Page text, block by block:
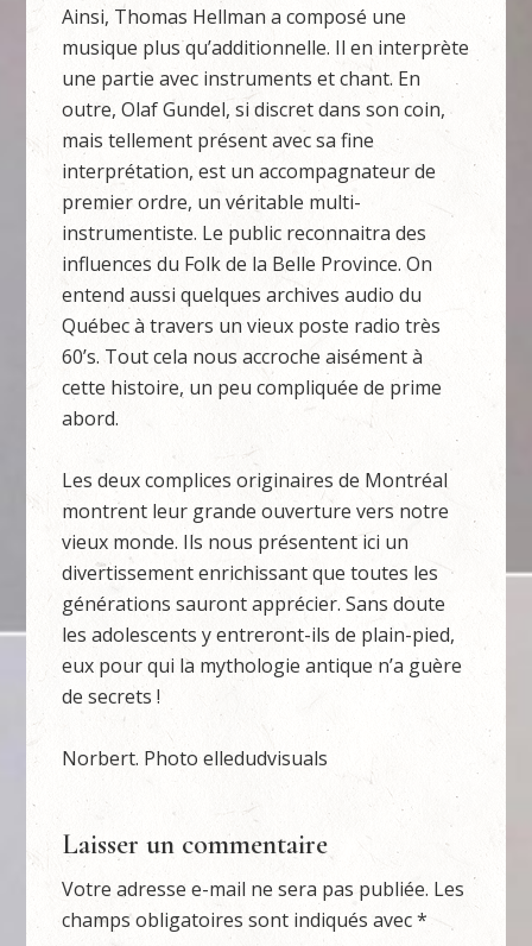
Ainsi, Thomas Hellman a composé une
musique plus qu’additionnelle. Il en interprète
une partie avec instruments et chant. En
outre, Olaf Gundel, si discret dans son coin,
mais tellement présent avec sa fine
interprétation, est un accompagnateur de
premier ordre, un véritable multi-
instrumentiste. Le public reconnaitra des
influences du Folk de la Belle Province. On
entend aussi quelques archives audio du
Québec à travers un vieux poste radio très
60’s. Tout cela nous accroche aisément à
cette histoire, un peu compliquée de prime
abord.
Les deux complices originaires de Montréal
montrent leur grande ouverture vers notre
vieux monde. Ils nous présentent ici un
divertissement enrichissant que toutes les
générations sauront apprécier. Sans doute
les adolescents y entreront-ils de plain-pied,
eux pour qui la mythologie antique n’a guère
de secrets !
Norbert. Photo elledudvisuals
Laisser un commentaire
Votre adresse e-mail ne sera pas publiée. Les
champs obligatoires sont indiqués avec*